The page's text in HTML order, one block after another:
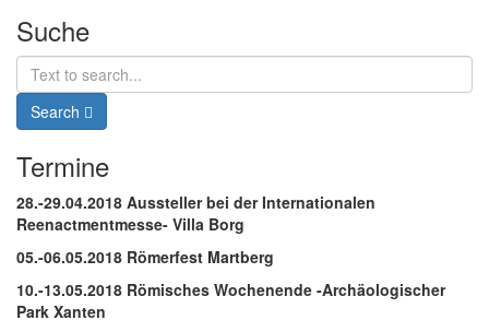
Suche
Search
for:
Search
Termine
28.-29.04.2018 Aussteller bei der Internationalen
Reenactmentmesse- Villa Borg
05.-06.05.2018 Römerfest Martberg
10.-13.05.2018 Römisches Wochenende -Archäologischer
Park Xanten